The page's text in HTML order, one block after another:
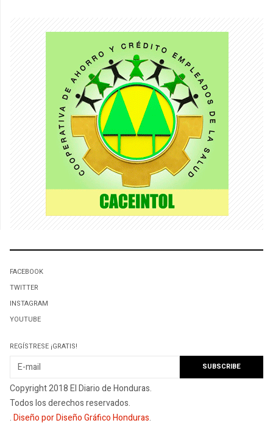
FACEBOOK
TWITTER
INSTAGRAM
YOUTUBE
REGÍSTRESE ¡GRATIS!
Copyright 2018 El Diario de Honduras.
Todos los derechos reservados.
.Diseño por Diseño Gráfico Honduras.